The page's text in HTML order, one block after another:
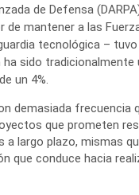
de Defensa
de mantener a las
tecnológica –
sido tradicionalmente
un 4%.
demasiada frecuencia
que prometen
largo plazo, mismas
que conduce hacia